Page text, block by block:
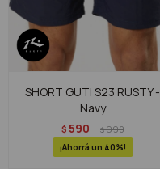
SHORT GUTI S23 RUSTY -
Navy
$ 590 $990
40